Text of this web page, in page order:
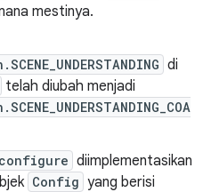
mestinya.
di
telah diubah menjadi
diimplementasikan
Config yang berisi